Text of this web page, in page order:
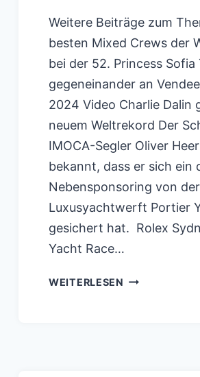
Weitere Beiträge zum
besten Mixed Crews der
bei der 52. Princess Sofia
gegeneinander an
2024 Video Charlie Dalin
neuem Weltrekord Der
IMOCA-Segler Oliver
bekannt, dass er sich ein
Nebensponsoring von der
Luxusyachtwerft Portier
gesichert hat. Rolex
Yacht Race…
WEITERLESEN VIDEO